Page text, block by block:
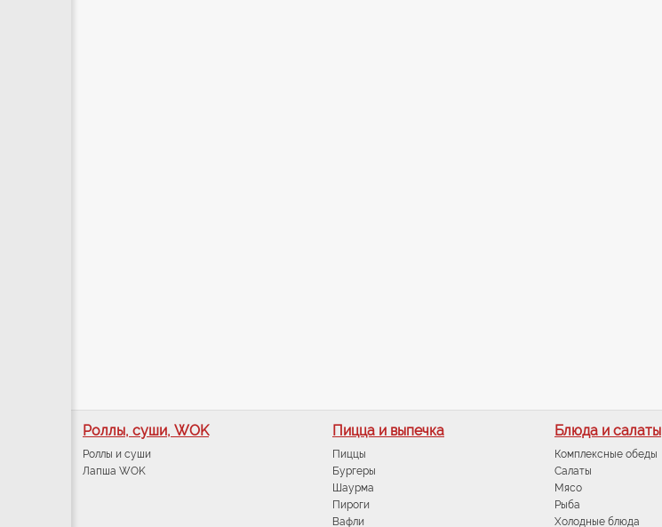
Роллы, суши, WOK
Роллы и суши
Лапша WOK
Пицца и выпечка
Пиццы
Бургеры
Шаурма
Пироги
Вафли
Блюда и салаты
Комплексные обеды
Салаты
Мясо
Рыба
Холодные блюда